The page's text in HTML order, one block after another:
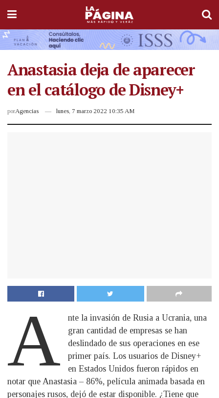
Anastasia deja de aparecer
en el catálogo de Disney+
porAgencias lunes, 7 marzo 2022 10:35 AM
A
nte la invasión de Rusia a Ucrania, una
gran cantidad de empresas se han
deslindado de sus operaciones en ese
primer país. Los usuarios de Disney+
en Estados Unidos fueron rápidos en
notar que Anastasia – 86%, película animada basada en
personajes rusos, dejó de estar disponible. ¿Tiene que